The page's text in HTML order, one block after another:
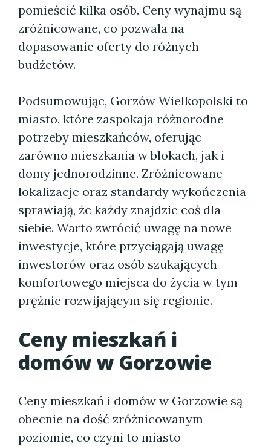
pomieścić kilka osób. Ceny wynajmu są
zróżnicowane, co pozwala na
dopasowanie oferty do różnych
budżetów.
Podsumowując, Gorzów Wielkopolski to
miasto, które zaspokaja różnorodne
potrzeby mieszkańców, oferując
zarówno mieszkania w blokach, jak i
domy jednorodzinne. Zróżnicowane
lokalizacje oraz standardy wykończenia
sprawiają, że każdy znajdzie coś dla
siebie. Warto zwrócić uwagę na nowe
inwestycje, które przyciągają uwagę
inwestorów oraz osób szukających
komfortowego miejsca do życia w tym
prężnie rozwijającym się regionie.
Ceny mieszkań i
domów w Gorzowie
Ceny mieszkań i domów w Gorzowie są
obecnie na dość zróżnicowanym
poziomie, co czyni to miasto